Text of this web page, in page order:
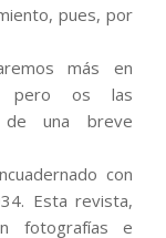
pues, por
más en
pero os las
de una breve
con
Esta revista,
fotografías e